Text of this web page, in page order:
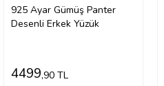
925 Ayar Gümüş Panter
Desenli Erkek Yüzük
4499,90 TL